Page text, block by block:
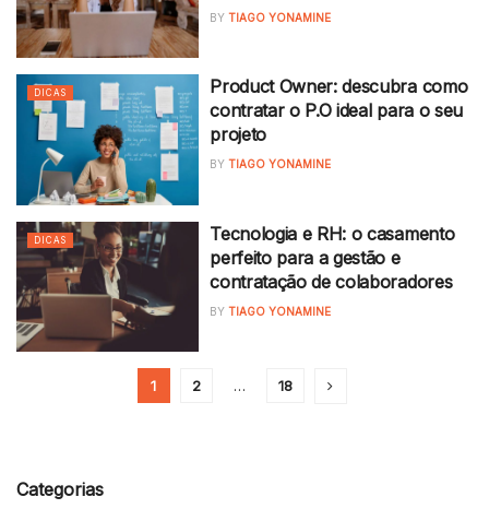
BY TIAGO YONAMINE
DICAS
Product Owner: descubra como
contratar o P.O ideal para o seu
projeto
BY TIAGO YONAMINE
DICAS
Tecnologia e RH: o casamento
perfeito para a gestão e
contratação de colaboradores
BY TIAGO YONAMINE
1 2 … 18
Categorias